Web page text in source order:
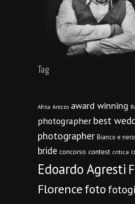
Tag
Africa Arezzo award winning
photographer best
photographer Bianco e nero
bride concorso contest critica
Edoardo Agresti
Florencefoto